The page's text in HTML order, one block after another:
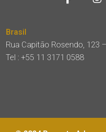
Brasil
Rua Capitão Rosendo, 123
Tel : +55 11 3171 0588